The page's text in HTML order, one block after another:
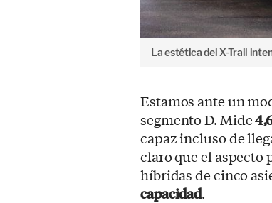
La estética del X-Trail
Estamos ante un
segmento D. Mide
capaz incluso de
claro que el aspecto
híbridas de cinco
capacidad.